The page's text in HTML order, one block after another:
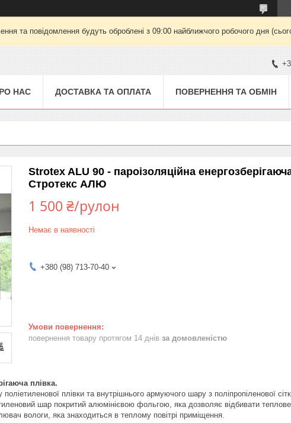
та повідомлення будуть оброблені з 09:00 найближчого робочого дня
НАС ДОСТАВКА ТА ОПЛАТА ПОВЕРНЕННЯ ТА ОБМІН
Strotex ALU 90 - пароізоляційна
Стротекс АЛЮ
1 500 ₴/рулон
Немає в наявності
+380 (98) 713-70-40
повернення товару протягом 14 днів за домовленістю
плівка.
плівки та внутрішнього армуючого шару з поліпропіленової
шар покритий алюмінієвою фольгою, яка дозволяє відбивати
вологи, яка знаходиться в теплому повітрі приміщення.